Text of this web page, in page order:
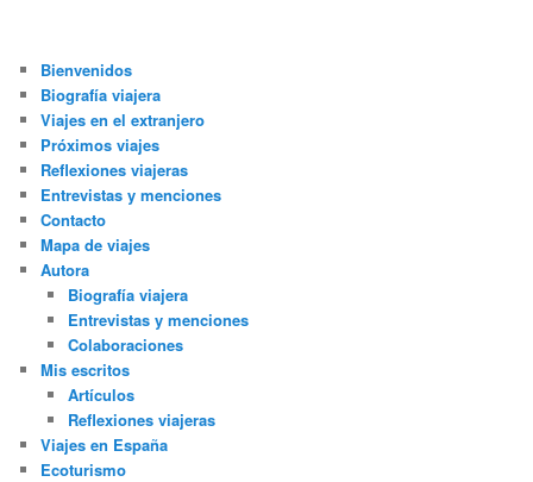
Bienvenidos
Biografía viajera
Viajes en el extranjero
Próximos viajes
Reflexiones viajeras
Entrevistas y menciones
Contacto
Mapa de viajes
Autora
Biografía viajera
Entrevistas y menciones
Colaboraciones
Mis escritos
Artículos
Reflexiones viajeras
Viajes en España
Ecoturismo